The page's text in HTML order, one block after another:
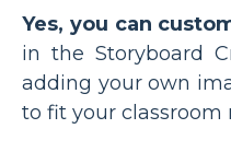
Yes, you can
in the Storyboard
adding your own
to fit your classroom